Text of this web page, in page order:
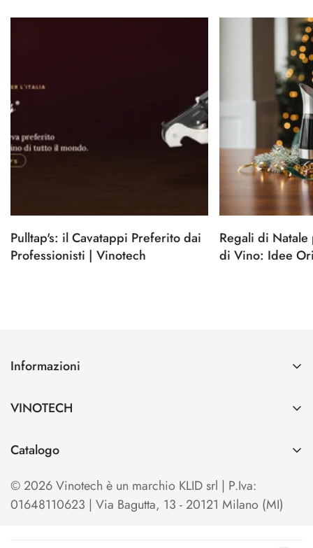
Pulltap's: il Cavatappi Preferito dai
Professionisti | Vinotech
Regali di
di Vino: Idee
Informazioni
Spedizioni e Pagamenti
Cerca
Termini e condizioni di Vendita
Privacy Policy
VINOTECH
Vinotech B2B
Blog
Catalogo
TO OPEN
TO SERVE & STORE
© 2026 Vinotech è un marchio KLID srl | P.Iva:
01648110623 | Via Bagutta, 13 - 20121 Milano (MI)